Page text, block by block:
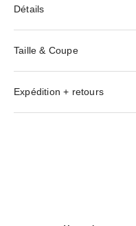
Détails
Taille & Coupe
Expédition + retours